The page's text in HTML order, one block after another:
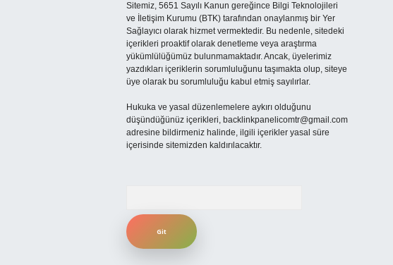
Sitemiz, 5651 Sayılı Kanun gereğince Bilgi Teknolojileri
ve İletişim Kurumu (BTK) tarafından onaylanmış bir Yer
Sağlayıcı olarak hizmet vermektedir. Bu nedenle, sitedeki
içerikleri proaktif olarak denetleme veya araştırma
yükümlülüğümüz bulunmamaktadır. Ancak, üyelerimiz
yazdıkları içeriklerin sorumluluğunu taşımakta olup, siteye
üye olarak bu sorumluluğu kabul etmiş sayılırlar.
Hukuka ve yasal düzenlemelere aykırı olduğunu
düşündüğünüz içerikleri, backlinkpanelicomtr@gmail.com
adresine bildirmeniz halinde, ilgili içerikler yasal süre
içerisinde sitemizden kaldırılacaktır.